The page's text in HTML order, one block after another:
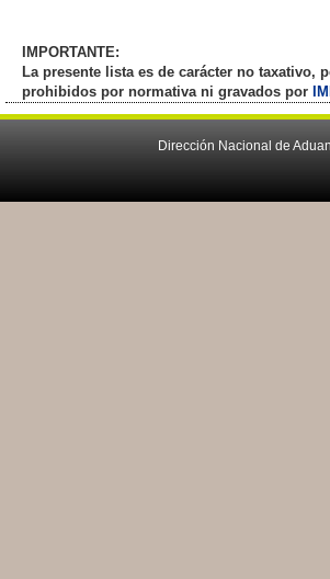
IMPORTANTE:
La presente lista es de carácter no
prohibidos por normativa ni gravados por
Dirección Nacional de